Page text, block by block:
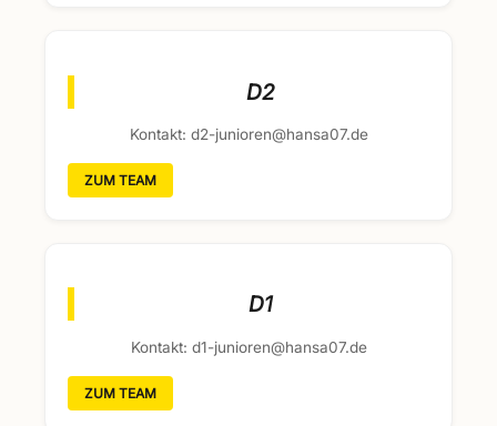
D2
Kontakt: d2-junioren@hansa07.de
ZUM TEAM
D1
Kontakt: d1-junioren@hansa07.de
ZUM TEAM